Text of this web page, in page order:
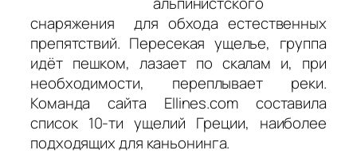
снаряжения для обхода естественных
препятствий. Пересекая ущелье, группа
идёт пешком, лазает по скалам и, при
необходимости, переплывает реки.
Команда сайта Ellines.com составила
список 10-ти ущелий Греции, наиболее
подходящих для каньонинга.